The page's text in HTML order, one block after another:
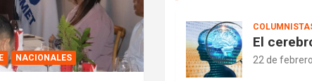
NACIONALES
El
22 de